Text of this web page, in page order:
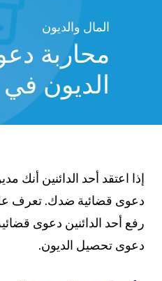
المال والديون
محاربة
الديون في
إذا اعتقد أحد الدائنين أنك مدين
دعوى قضائية ضدك. تعرف على
رفع أحد الدائنين دعوى قضائية
دعوى تحصيل الديون.